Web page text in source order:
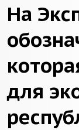
На
для